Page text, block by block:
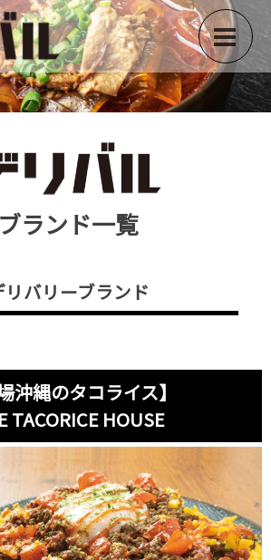
ブランド一覧
リバリーブランド
沖縄のタコライス】
TACORICE HOUSE